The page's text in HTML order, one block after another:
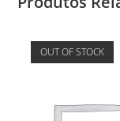
OUT OF STOCK